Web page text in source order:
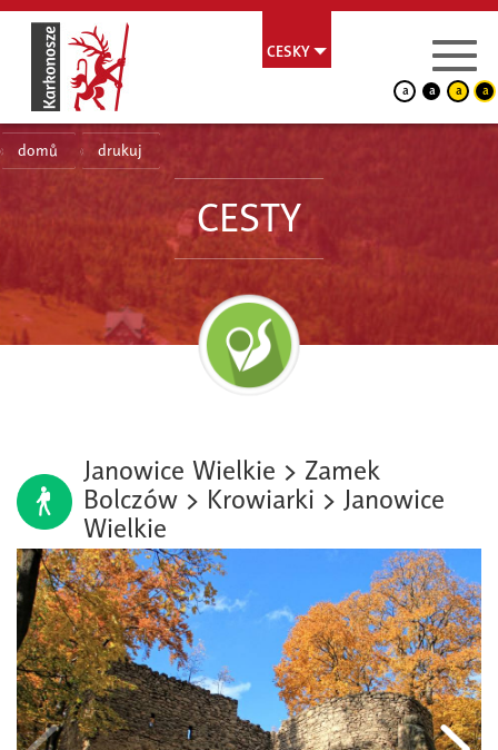
CESKY
a a a a
domů drukuj
CESTY
Janowice Wielkie > Zamek
Bolczów > Krowiarki > Janowice
Wielkie